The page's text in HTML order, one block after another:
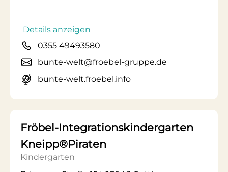
Details anzeigen
0355 49493580
bunte-welt@froebel-gruppe.de
bunte-welt.froebel.info
Fröbel-Integrationskindergarten
Kneipp®Piraten
Kindergarten